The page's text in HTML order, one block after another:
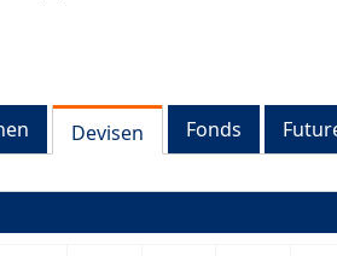
Devisen Fonds